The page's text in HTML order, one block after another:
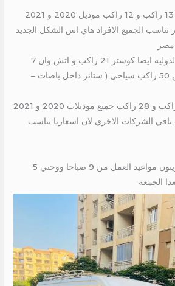
لايجار هايس ( هاي اس ) 13 راكب و 12 راكب موديل 2020 و 2021
الجميع الافراد هاي اس الشكل الجديد
مصر
لذلك يوجد لدي الشركه الدوليه ايضا كوستر 21 راكب و اتش وان 7
راكب و باصات مرسيدس 50 راكب سياحي ( ستائر داخل باصات –
باقي الشركات الاخري لان اسعارنا تناسب
و بالتالي مقرنا حلميه الزيتون مواعيد العمل من 9 صباحا ووحتي 5
الجمعه